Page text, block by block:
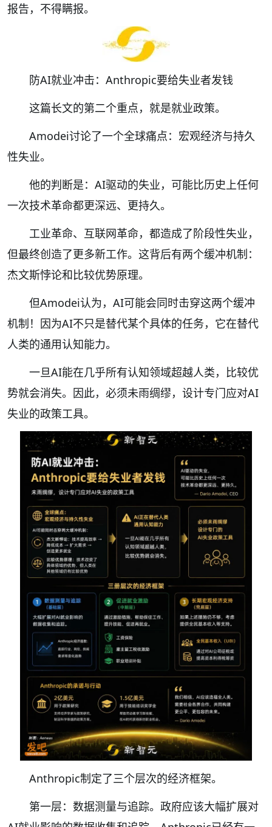
报告，不得瞒报。
防AI就业冲击：Anthropic要给失业者发钱
这篇长文的第二个重点，就是就业政策。
Amodei讨论了一个全球痛点：宏观经济与持久
性失业。
他的判断是：AI驱动的失业，可能比历史上任何
一次技术革命都更深远、更持久。
工业革命、互联网革命，都造成了阶段性失业，
但最终创造了更多新工作。这背后有两个缓冲机制：
杰文斯悖论和比较优势原理。
但Amodei认为，AI可能会同时击穿这两个缓冲
机制！因为AI不只是替代某个具体的任务，它在替代
人类的通用认知能力。
一旦AI能在几乎所有认知领域超越人类，比较优
势就会消失。因此，必须未雨绸缪，设计专门应对AI
失业的政策工具。
Anthropic制定了三个层次的经济框架。
第一层：数据测量与追踪。政府应该大幅扩展对